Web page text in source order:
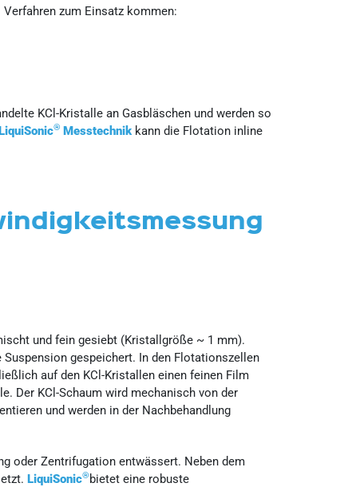
zum Einsatz kommen:
KCl-Kristalle an Gasbläschen und werden so
® Messtechnik kann die Flotation inline
und fein gesiebt (Kristallgröße ~ 1 mm).
gespeichert. In den Flotationszellen
auf den KCl-Kristallen einen feinen Film
Der KCl-Schaum wird mechanisch von der
und werden in der Nachbehandlung
oder Zentrifugation entwässert. Neben dem
LiquiSonic® bietet eine robuste